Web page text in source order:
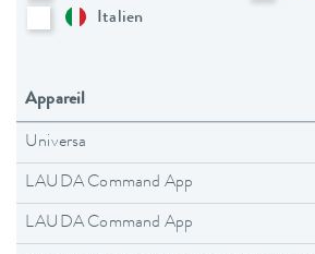
Italien
Appareil
Universa
LAUDA Command App
LAUDA Command App